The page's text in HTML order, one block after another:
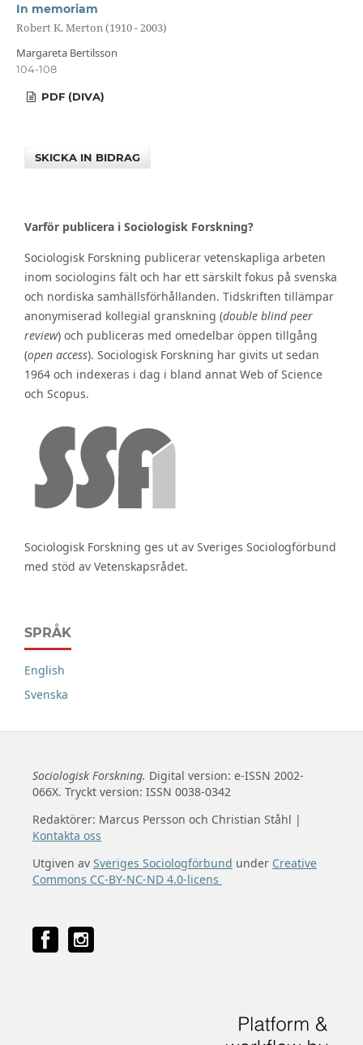
In memoriam
Robert K. Merton (1910 - 2003)
Margareta Bertilsson
104-108
PDF (DIVA)
SKICKA IN BIDRAG
Varför publicera i Sociologisk Forskning?
Sociologisk Forskning publicerar vetenskapliga arbeten
inom sociologins fält och har ett särskilt fokus på svenska
och nordiska samhällsförhållanden. Tidskriften tillämpar
anonymiserad kollegial granskning (double blind peer
review) och publiceras med omedelbar öppen tillgång
(open access). Sociologisk Forskning har givits ut sedan
1964 och indexeras i dag i bland annat Web of Science
och Scopus.
Sociologisk Forskning ges ut av Sveriges Sociologförbund
med stöd av Vetenskapsrådet.
SPRÅK
English
Svenska
Sociologisk Forskning. Digital version: e-ISSN 2002-
066X. Tryckt version: ISSN 0038-0342
Redaktörer: Marcus Persson och Christian Ståhl |
Kontakta oss
Utgiven av Sveriges Sociologförbund under Creative
Commons CC-BY-NC-ND 4.0-licens